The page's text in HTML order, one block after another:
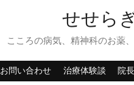
せせら
こころの病気、精神科のお薬
お問い合わせ 治療体験談 院